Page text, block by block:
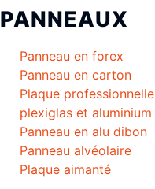
PANNEAUX
Panneau en forex
Panneau en carton
Plaque professionnelle
plexiglas et aluminium
Panneau en alu dibon
Panneau alvéolaire
Plaque aimanté